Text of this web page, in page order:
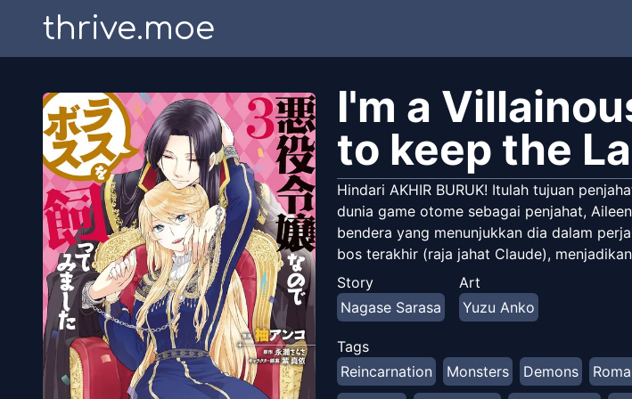
thrive.moe
I'm a
to keep the
Hindari AKHIR BURUK! Itulah tujuan
dunia game otome sebagai penjahat,
bendera yang menunjukkan dia dalam
bos terakhir (raja jahat Claude),
Story
Nagase Sarasa
Art
Yuzu Anko
Tags
Reincarnation
Monsters Demons